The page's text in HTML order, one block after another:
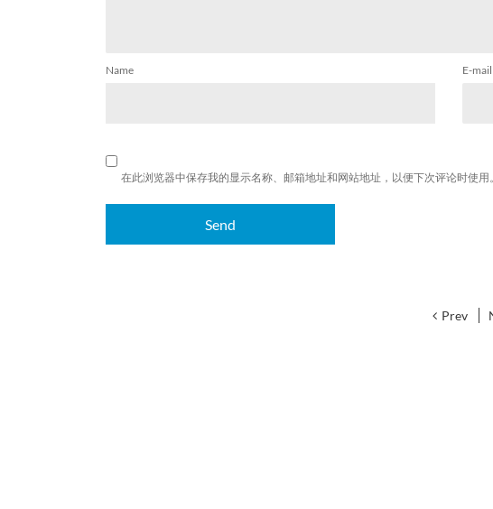
Name E-mail
在此浏览器中保存我的显示名称、邮箱地址和网站地址，以便下次评论时使用。
Prev